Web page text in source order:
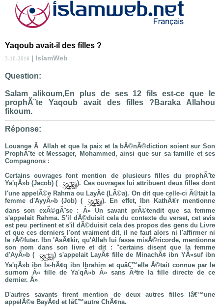
Yaqoub avait-il des filles ?
3-10-2016 | IslamWeb
Question:
Salam alikoum,En plus de ses 12 fils est-ce que le
prophÃ¨te Yaqoub avait des filles ?Baraka Allahou
fikoum.
Réponse:
Louange Ã Allah et que la paix et la bÃ©nÃ©diction soient sur Son
ProphÃ¨te et Messager, Mohammed, ainsi que sur sa famille et ses
Compagnons :
Certains ouvrages font mention de plusieurs filles du prophÃ¨te
Ya'qÃ»b (Jacob) (
). Ces ouvrages lui attribuent deux filles dont
l'une appelÃ©e Rahma ou LayÃ¢ (LÃ©a). On dit que celle-ci Ã©tait la
femme d'AyyÃ»b (Job) (
). En effet, Ibn KathÃ®r mentionne
dans son exÃ©gÃ¨se : Â« Un savant prÃ©tendit que sa femme
s'appelait Rahma. S'il dÃ©duisit cela du contexte du verset, cet avis
est peu pertinent et s'il dÃ©duisit cela des propos des gens du Livre
et que ces derniers l'ont vraiment dit, il ne faut alors ni l'affirmer ni
le rÃ©futer. Ibn 'AsÃ¢kir, qu'Allah lui fasse misÃ©ricorde, mentionna
son nom dans son livre et dit : "certains disent que la femme
d'AyÃ»b (
) s'appelait LayÃ¢ fille de MinachÃ¢ ibn YÃ»suf ibn
Ya'qÃ»b ibn Is-hÃ¢q ibn Ibrahim et quâ€™elle Ã©tait connue par le
surnom Â« fille de Ya'qÃ»b Â» sans Ãªtre la fille directe de ce
dernier. Â»
D'autres savants firent mention de deux autres filles lâ€™une
appelÃ©e BayÃ¢d et lâ€™autre ChÃ¢na.